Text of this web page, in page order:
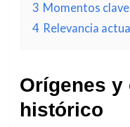
3 Momentos
4 Relevancia
Orígenes y
histórico